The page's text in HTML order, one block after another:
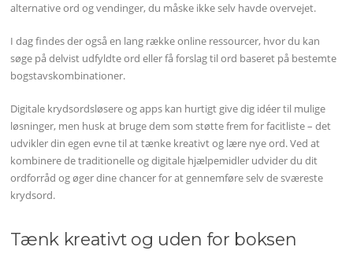
alternative ord og vendinger, du måske ikke selv havde overvejet.
I dag findes der også en lang række online ressourcer, hvor du kan
søge på delvist udfyldte ord eller få forslag til ord baseret på bestemte
bogstavskombinationer.
Digitale krydsordsløsere og apps kan hurtigt give dig idéer til mulige
løsninger, men husk at bruge dem som støtte frem for facitliste – det
udvikler din egen evne til at tænke kreativt og lære nye ord. Ved at
kombinere de traditionelle og digitale hjælpemidler udvider du dit
ordforråd og øger dine chancer for at gennemføre selv de sværeste
krydsord.
Tænk kreativt og uden for boksen